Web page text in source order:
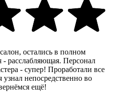
остались в полном
- расслабляющая. Персонал
- супер! Проработали все
непосредственно во
ещё!